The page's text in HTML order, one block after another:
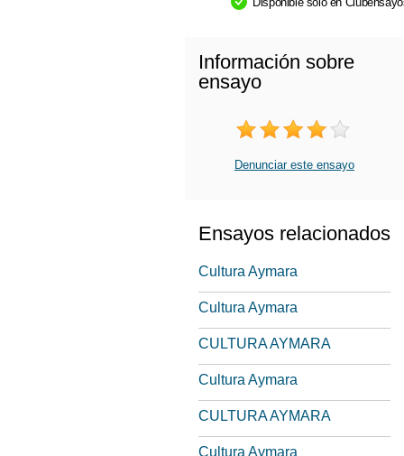
Información sobre
ensayo
Denunciar este ensayo
Ensayos relacionados
Cultura Aymara
Cultura Aymara
CULTURA AYMARA
Cultura Aymara
CULTURA AYMARA
Cultura Aymara